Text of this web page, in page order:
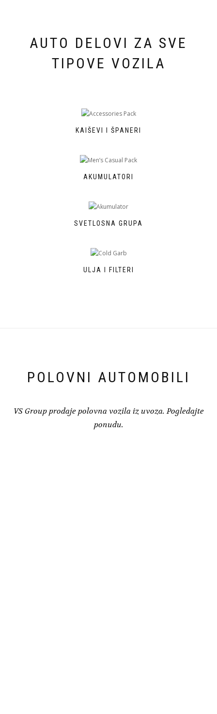
AUTO DELOVI ZA SVE
TIPOVE VOZILA
KAIŠEVI I ŠPANERI
AKUMULATORI
SVETLOSNA GRUPA
ULJA I FILTERI
POLOVNI AUTOMOBILI
VS Group prodaje polovna vozila iz uvoza. Pogledajte
ponudu.